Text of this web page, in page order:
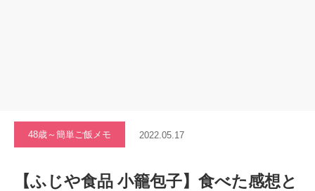
48歳～簡単ご飯メモ 2022.05.17
【ふじや食品 小籠包子】食べた感想と